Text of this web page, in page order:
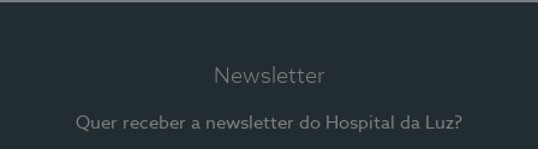
Newsletter
Quer receber a newsletter do Hospital da Luz?